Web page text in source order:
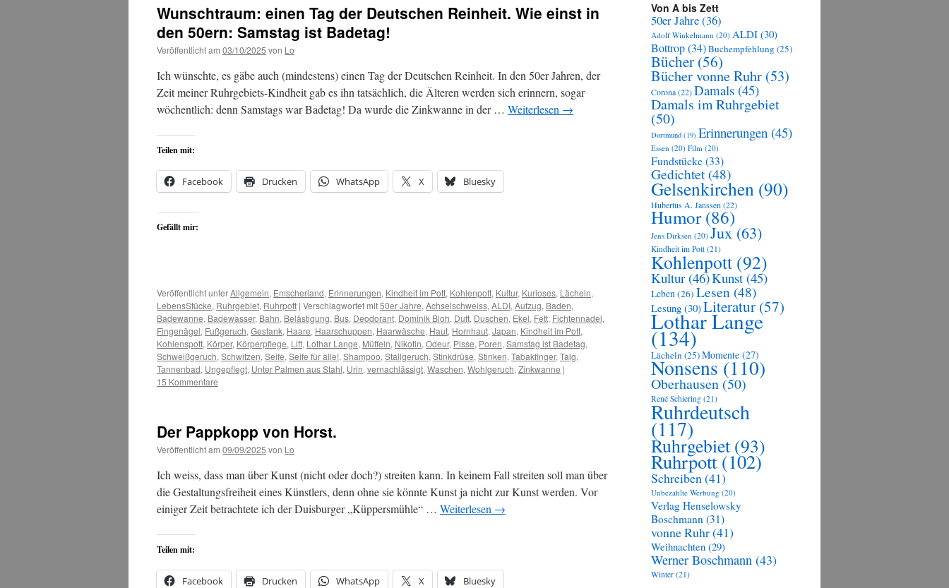
Wunschtraum: einen Tag der Deutschen Reinheit. Wie einst in
den 50ern: Samstag ist Badetag!
Veröffentlicht am 03/10/2025 von Lo
Ich wünschte, es gäbe auch (mindestens) einen Tag der Deutschen Reinheit. In den 50er Jahren, der
Zeit meiner Ruhrgebiets-Kindheit gab es ihn tatsächlich, die Älteren werden sich erinnern, sogar
wöchentlich: denn Samstags war Badetag! Da wurde die Zinkwanne in der … Weiterlesen →
Teilen mit:
Facebook Drucken WhatsApp X Bluesky
Gefällt mir:
Veröffentlicht unterAllgemein, Emscherland, Erinnerungen, Kindheit im Pott, Kohlenpott, Kultur, Kurioses, Lächeln,
LebensStücke, Ruhrgebiet, Ruhrpott | Verschlagwortet mit50er Jahre, Achselschweiss, ALDI, Aufzug, Baden,
Badewanne, Badewasser, Bahn, Belästigung, Bus, Deodorant, Dominik Bloh, Duft, Duschen, Ekel, Fett, Fichtennadel,
Fingenägel, Fußgeruch, Gestank, Haare, Haarschuppen, Haarwäsche, Haut, Hornhaut, Japan, Kindheit im Pott,
Kohlenspott, Körper, Körperpflege, Lift, Lothar Lange, Müffeln, Nikotin, Odeur, Pisse, Poren, Samstag ist Badetag,
Schweißgeruch, Schwitzen, Seife, Seife für alle!, Shampoo, Stallgeruch, Stinkdrüse, Stinken, Tabakfinger, Talg,
Tannenbad, Ungepflegt, Unter Palmen aus Stahl, Urin, vernachlässigt, Waschen, Wohlgeruch, Zinkwanne |
15 Kommentare
Der Pappkopp von Horst.
Veröffentlicht am 09/09/2025 von Lo
Ich weiss, dass man über Kunst (nicht oder doch?) streiten kann. In keinem Fall streiten soll man über
die Gestaltungsfreiheit eines Künstlers, denn ohne sie könnte Kunst ja nicht zur Kunst werden. Vor
einiger Zeit betrachtete ich der Duisburger „Küppersmühle“ … Weiterlesen →
Teilen mit:
Facebook Drucken WhatsApp X Bluesky
Von A bis Zett
50er Jahre(36)
Adolf Winkelmann (20) ALDI (30)
Bottrop(34)Buchempfehlung (25)
Bücher (56)
Bücher vonne Ruhr (53)
Corona(22)Damals (45)
Damals im Ruhrgebiet
(50)
Dortmund (19) Erinnerungen (45)
Essen (20) Film (20)
Fundstücke(33)
Gedichtet(48)
Gelsenkirchen (90)
Hubertus A. Janssen(22)
Humor(86)
Jens Dirksen (20) Jux (63)
Kindheit im Pott (21)
Kohlenpott (92)
Kultur(46)Kunst (45)
Leben(26) Lesen (48)
Lesung (30)Literatur (57)
Lothar Lange
(134)
Lächeln (25)Momente (27)
Nonsens(110)
Oberhausen (50)
René Schiering (21)
Ruhrdeutsch
(117)
Ruhrgebiet (93)
Ruhrpott(102)
Schreiben(41)
Unbezahlte Werbung (20)
Verlag Henselowsky
Boschmann (31)
vonne Ruhr(41)
Weihnachten (29)
Werner Boschmann (43)
Winter (21)